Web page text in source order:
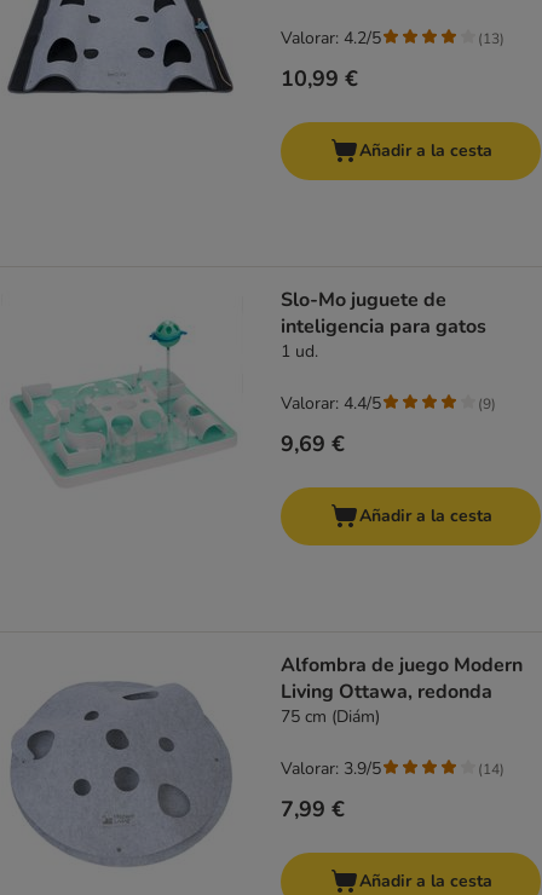
10,99 €
Valorar: 4.2/5 (13)
Añadir a la cesta
Slo-Mo juguete de
inteligencia para gatos
1 ud.
9,69 €
Valorar: 4.4/5 (9)
Añadir a la cesta
Alfombra de juego Modern
Living Ottawa, redonda
75 cm (Diám)
7,99 €
Valorar: 3.9/5 (14)
Añadir a la cesta